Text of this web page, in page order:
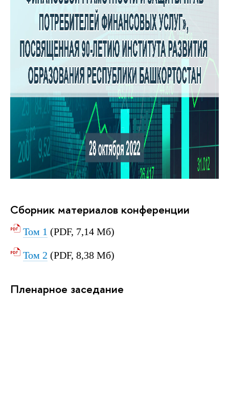
Сборник материалов конференции
Том 1 (PDF, 7,14 Мб)
Том 2 (PDF, 8,38 Мб)
Пленарное заседание